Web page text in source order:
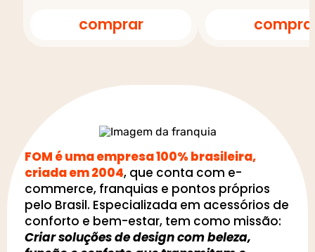
comprar
FOM é uma empresa 100% brasileira,
criada em 2004, que conta com e-
commerce, franquias e pontos próprios
pelo Brasil. Especializada em acessórios de
conforto e bem-estar, tem como missão:
Criar soluções de design com beleza,